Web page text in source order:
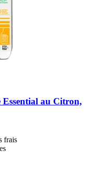
Essential au Citron,
frais